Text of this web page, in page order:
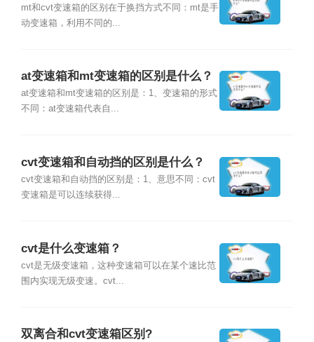
mt和cvt变速箱的区别在于换挡方式不同：mt是手
动变速箱，利用不同的...
at变速箱和mt变速箱的区别是什么？
at变速箱和mt变速箱的区别是：1、变速箱的形式
不同：at变速箱代表自...
cvt变速箱和自动挡的区别是什么？
cvt变速箱和自动挡的区别是：1、意思不同：cvt
变速箱是可以连续获得...
cvt是什么变速箱？
cvt是无级变速箱，这种变速箱可以在某个速比范
围内实现无级变速。cvt...
双离合和cvt变速箱区别?